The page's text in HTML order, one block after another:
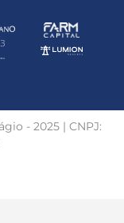
- 2025 | CNPJ: